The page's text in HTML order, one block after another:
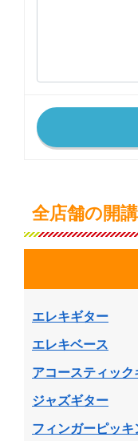
全店舗の開
エレキギター
エレキベース
アコースティック
ジャズギター
フィンガーピッキ